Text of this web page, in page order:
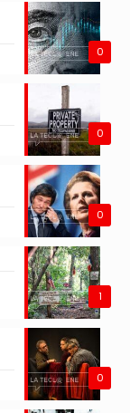
0
0
0
1
0